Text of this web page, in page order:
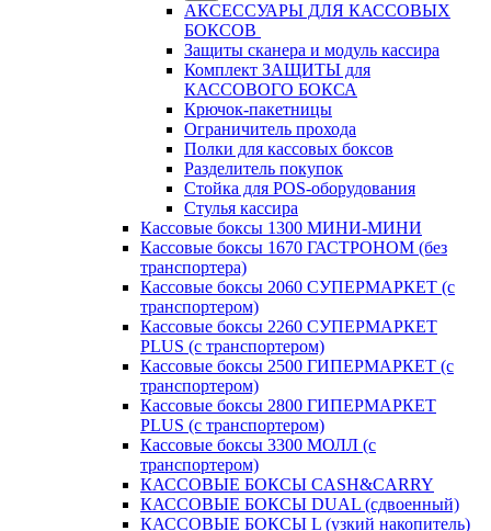
АКСЕССУАРЫ ДЛЯ КАССОВЫХ
БОКСОВ
Защиты сканера и модуль кассира
Комплект ЗАЩИТЫ для
КАССОВОГО БОКСА
Крючок-пакетницы
Ограничитель прохода
Полки для кассовых боксов
Разделитель покупок
Стойка для POS-оборудования
Стулья кассира
Кассовые боксы 1300 МИНИ-МИНИ
Кассовые боксы 1670 ГАСТРОНОМ (без
транспортера)
Кассовые боксы 2060 СУПЕРМАРКЕТ (с
транспортером)
Кассовые боксы 2260 СУПЕРМАРКЕТ
PLUS (с транспортером)
Кассовые боксы 2500 ГИПЕРМАРКЕТ (с
транспортером)
Кассовые боксы 2800 ГИПЕРМАРКЕТ
PLUS (с транспортером)
Кассовые боксы 3300 МОЛЛ (с
транспортером)
КАССОВЫЕ БОКСЫ CASH&CARRY
КАССОВЫЕ БОКСЫ DUAL (сдвоенный)
КАССОВЫЕ БОКСЫ L (узкий накопитель)